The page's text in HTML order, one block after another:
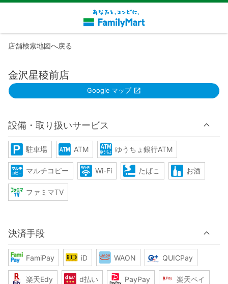
店舗検索地図へ戻る
金沢星稜前店
Google マップ
設備・取り扱いサービス
駐車場 ATM ゆうちょ銀行ATM
マルチコピー Wi-Fi たばこ お酒
ファミマTV
決済手段
FamiPay iD WAON QUICPay
楽天Edy d払い PayPay 楽天ペイ